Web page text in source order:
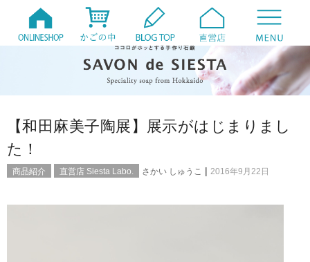
【和田麻美子陶展】展示がはじまりまし
た！
商品紹介 直営店 Siesta Labo. さかい しゅうこ | 2016年9月22日